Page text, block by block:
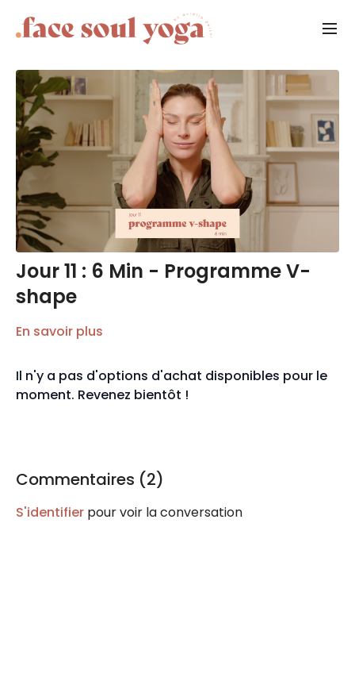
Jour 11 : 6 Min - Programme V-
shape
En savoir plus
Il n'y a pas d'options d'achat disponibles pour le
moment. Revenez bientôt !
Commentaires (2)
S'identifier pour voir la conversation